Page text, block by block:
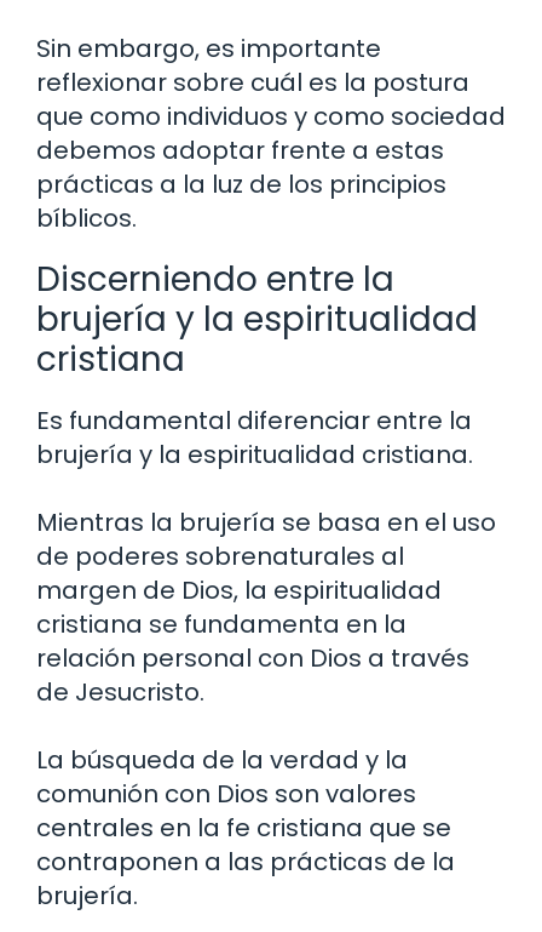
Sin embargo, es importante
reflexionar sobre cuál es la postura
que como individuos y como sociedad
debemos adoptar frente a estas
prácticas a la luz de los principios
bíblicos.
Discerniendo entre la
brujería y la espiritualidad
cristiana
Es fundamental diferenciar entre la
brujería y la espiritualidad cristiana.
Mientras la brujería se basa en el uso
de poderes sobrenaturales al
margen de Dios, la espiritualidad
cristiana se fundamenta en la
relación personal con Dios a través
de Jesucristo.
La búsqueda de la verdad y la
comunión con Dios son valores
centrales en la fe cristiana que se
contraponen a las prácticas de la
brujería.